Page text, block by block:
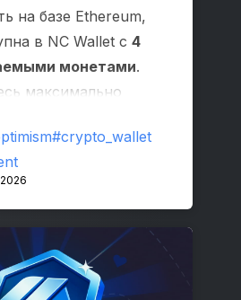
на базе Ethereum,
в NC Wallet с 4
монетами.
максимально
с минимальным
#crypto_wallet